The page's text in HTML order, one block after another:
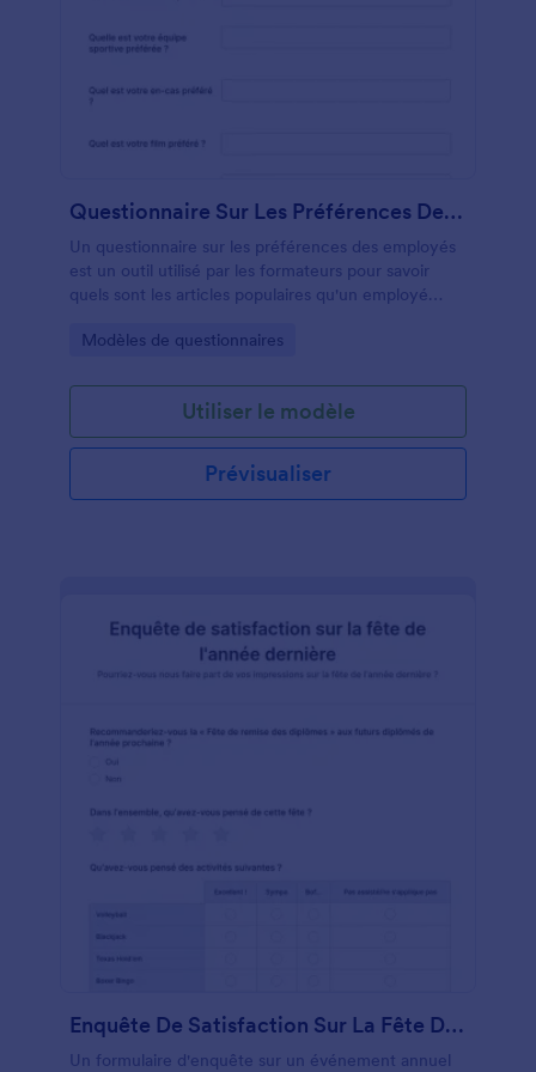
Questionnaire Sur Les Préférences Des Employés
Un questionnaire sur les préférences des employés
est un outil utilisé par les formateurs pour savoir
quels sont les articles populaires qu'un employé
quelqu'un d'autre.
Go to Category:
Modèles de questionnaires
Utiliser le modèle
Prévisualiser
Enquête De Satisfaction Sur La Fête De L'année Dernière
Un formulaire d'enquête sur un événement annuel